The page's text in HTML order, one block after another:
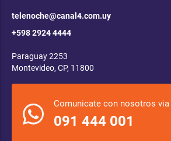
telenoche@canal4.com.uy
+598 2924 4444
Paraguay 2253
Montevideo, CP, 11800
Comunicate con nosotros via
091 444 001